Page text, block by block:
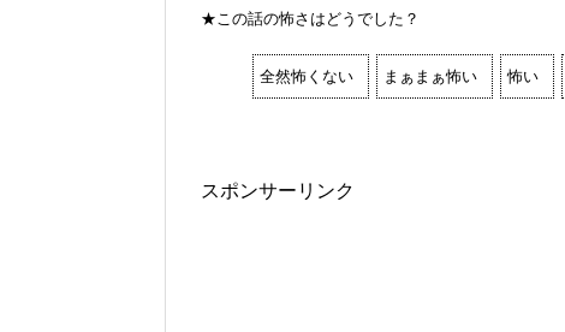
★この話の怖さはどうでした？
全然怖くない まぁまぁ怖い 怖い
スポンサーリンク